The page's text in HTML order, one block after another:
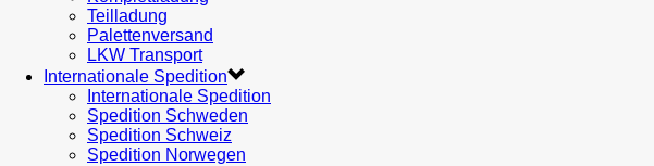
Teilladung
Palettenversand
LKW Transport
Internationale Spedition
Internationale Spedition
Spedition Schweden
Spedition Schweiz
Spedition Norwegen